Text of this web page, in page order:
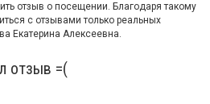
отзыв о посещении. Благодаря такому
с отзывами только реальных
Екатерина Алексеевна.
отзыв =(